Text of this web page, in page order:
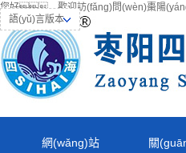
您好，歡迎訪(fǎng)問(wèn)棗陽
語(yǔ)言版本
網(wǎng)站 關